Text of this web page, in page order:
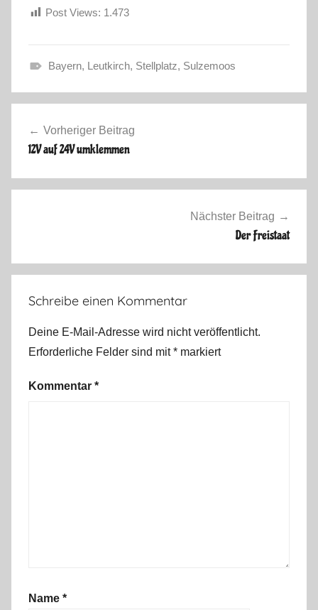
Post Views: 1.473
o
e
r
Bayern, Leutkirch, Stellplatz, Sulzemoos
Vorheriger Beitrag
12V auf 24V umklemmen
Nächster Beitrag
Der Freistaat
Schreibe einen Kommentar
Deine E-Mail-Adresse wird nicht veröffentlicht.
Erforderliche Felder sind mit* markiert
Kommentar *
Name *